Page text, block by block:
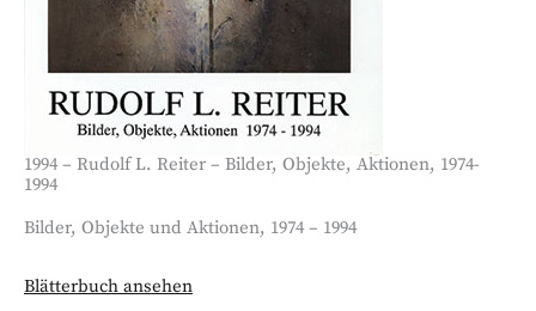
1994 – Rudolf L. Reiter – Bilder, Objekte, Aktionen, 1974-
1994
Bilder, Objekte und Aktionen, 1974 – 1994
Blätterbuch ansehen